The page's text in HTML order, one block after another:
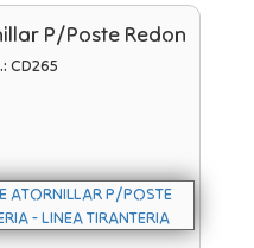
P/poste Redon
CD265